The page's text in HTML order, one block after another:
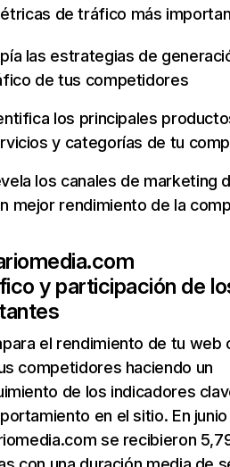
de tráfico más
las estrategias de
de tus competidores
los principales
y categorías de tu
los canales de marketing
mejor rendimiento de la
y participación de
el rendimiento de tu web
competidores haciendo un
de los indicadores
en el sitio. En junio
se recibieron